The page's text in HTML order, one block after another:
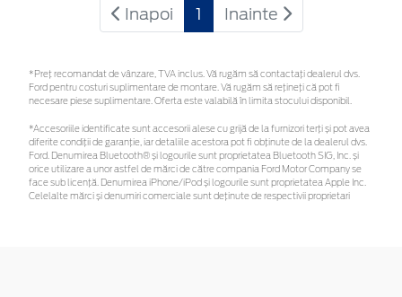
Inapoi 1 Inainte
*Preţ recomandat de vânzare, TVA inclus. Vă rugăm să contactaţi dealerul dvs.
Ford pentru costuri suplimentare de montare. Vă rugăm să rețineți că pot fi
necesare piese suplimentare. Oferta este valabilă în limita stocului disponibil.
*Accesoriile identificate sunt accesorii alese cu grijă de la furnizori terți și pot avea
diferite condiții de garanție, iar detaliile acestora pot fi obținute de la dealerul dvs.
Ford. Denumirea Bluetooth® și logourile sunt proprietatea Bluetooth SIG, Inc. și
orice utilizare a unor astfel de mărci de către compania Ford Motor Company se
face sub licență. Denumirea iPhone/iPod și logourile sunt proprietatea Apple Inc.
Celelalte mărci și denumiri comerciale sunt deținute de respectivii proprietari